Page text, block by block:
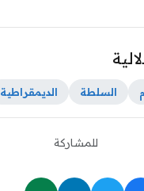
السلطة الديمقراطية
للمشاركة